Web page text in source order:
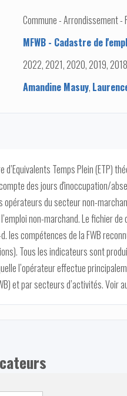
Commune - Arrondissement -
MFWB - Cadastre de
2022, 2021, 2020, 2019,
Amandine Masuy,
d’Equivalents Temps Plein (ETP)
des jours d'inoccupation/
opérateurs du secteur non-
non-marchand. Le fichier de
les compétences de la FWB
Tous les indicateurs sont
l’opérateur effectue
et par secteurs d’activités. Voir